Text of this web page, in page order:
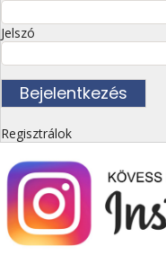
Jelszó
Regisztrálok